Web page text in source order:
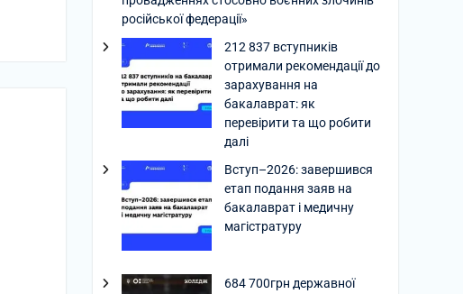
російської федерації»
212 837 вступників
отримали рекомендації до
зарахування на
бакалаврат: як
перевірити та що робити
далі
Вступ–2026: завершився
етап подання заяв на
бакалаврат і медичну
магістратуру
684 700грн державної